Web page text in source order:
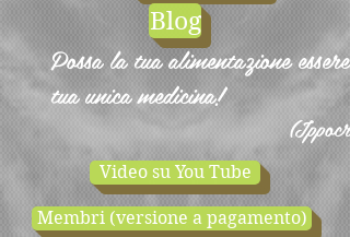
Blog
Possa la tua alimentazione essere
tua unica medicina!
Video su You Tube
Membri (versione a pagamento)